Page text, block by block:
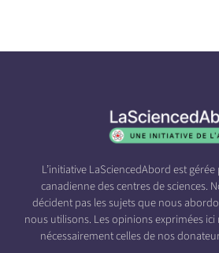
L’initiative LaSciencedAbord est gérée
canadienne des centres de sciences.
décident pas les sujets que nous
nous utilisons. Les opinions exprimées
nécessairement celles de nos